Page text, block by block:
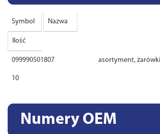
Symbol Nazwa
Ilość
099990501807 asortyment, żarówki
10
Numery OEM